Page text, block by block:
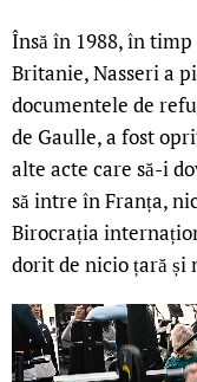
Însă în 1988, în
Britanie, Nasseri a
documentele de
de Gaulle, a fost
alte acte care să-i
să intre în Franța,
Birocrația
dorit de nicio țară și